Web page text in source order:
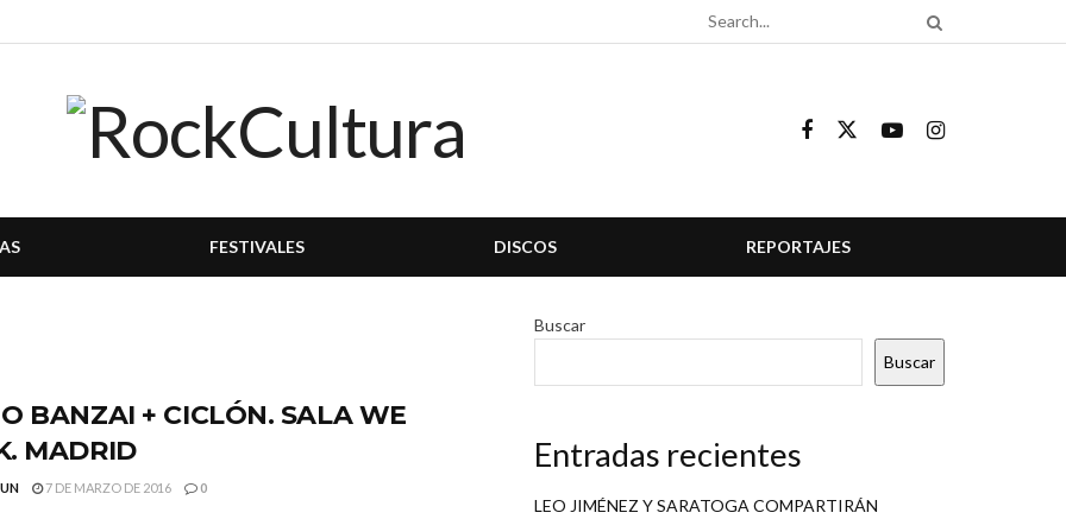
FESTIVALES DISCOS REPORTAJES
BANZAI + CICLÓN. SALA WE
MADRID
7 DE MARZO DE 2016 0
Buscar
Buscar
Entradas recientes
LEO JIMÉNEZ Y SARATOGA COMPARTIRÁN